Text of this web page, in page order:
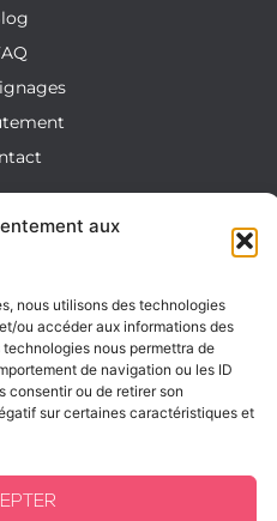
aux
nous utilisons des technologies
ou accéder aux informations des
nous permettra de
de navigation ou les ID
consentir ou de retirer son
sur certaines caractéristiques et
d’entreprise
meublée